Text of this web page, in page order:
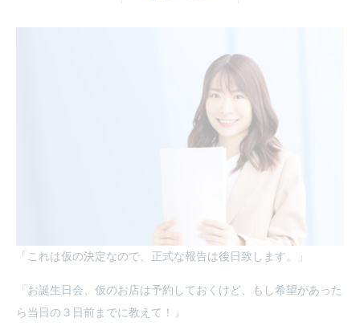
「これは仮の決定なので、正式な報告は後日致します。」
「お誕生日会、仮のお店は予約しておくけど、もし希望があった
ら当日の３日前までに教えて！」